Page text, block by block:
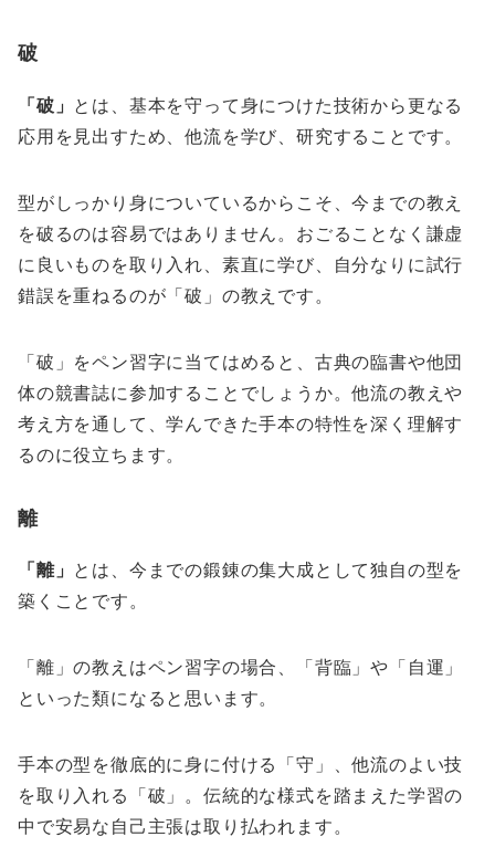
破
「破」 とは、基本を守って身につけた技術から更なる
応用を見出すため、他流を学び、研究することです。
型がしっかり身についているからこそ、今までの教え
を破るのは容易ではありません。おごることなく謙虚
に良いものを取り入れ、素直に学び、自分なりに試行
錯誤を重ねるのが「破」の教えです。
「破」をペン習字に当てはめると、古典の臨書や他団
体の競書誌に参加することでしょうか。他流の教えや
考え方を通して、学んできた手本の特性を深く理解す
るのに役立ちます。
離
「離」 とは、今までの鍛錬の集大成として独自の型を
築くことです。
「離」の教えはペン習字の場合、「背臨」や「自運」
といった類になると思います。
手本の型を徹底的に身に付ける「守」、他流のよい技
を取り入れる「破」。伝統的な様式を踏まえた学習の
中で安易な自己主張は取り払われます。